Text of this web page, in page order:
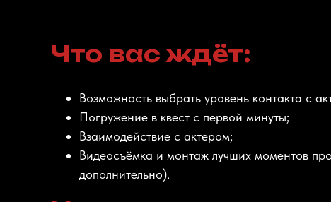
Возможность выбрать уровень контакта с
Погружение в квест с первой минуты;
Взаимодействие с актером;
Видеосъёмка и монтаж лучших моментов
дополнительно).
Что вас ждёт: